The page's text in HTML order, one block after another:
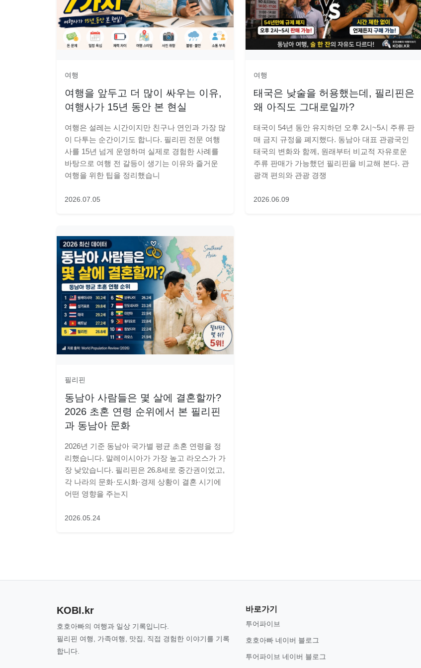
여행
여행을 앞두고 더 많이 싸우는 이유,
여행사가 15년 동안 본 현실
여행은 설레는 시간이지만 친구나 연인과 가장 많
이 다투는 순간이기도 합니다. 필리핀 전문 여행
사를 15년 넘게 운영하며 실제로 경험한 사례를
바탕으로 여행 전 갈등이 생기는 이유와 즐거운
여행을 위한 팁을 정리했습니
2026.07.05
여행
태국은 낮술을 허용했는데, 필리핀은
왜 아직도 그대로일까?
태국이 54년 동안 유지하던 오후 2시~5시 주류 판
매 금지 규정을 폐지했다. 동남아 대표 관광국인
태국의 변화와 함께, 원래부터 비교적 자유로운
주류 판매가 가능했던 필리핀을 비교해 본다. 관
광객 편의와 관광 경쟁
2026.06.09
필리핀
동남아 사람들은 몇 살에 결혼할까?
2026 초혼 연령 순위에서 본 필리핀
과 동남아 문화
2026년 기준 동남아 국가별 평균 초혼 연령을 정
리했습니다. 말레이시아가 가장 높고 라오스가 가
장 낮았습니다. 필리핀은 26.8세로 중간권이었고,
각 나라의 문화·도시화·경제 상황이 결혼 시기에
어떤 영향을 주는지
2026.05.24
KOBI.kr
호호아빠의 여행과 일상 기록입니다.
필리핀 여행, 가족여행, 맛집, 직접 경험한 이야기를 기록
합니다.
바로가기
투어파이브
호호아빠 네이버 블로그
투어파이브 네이버 블로그